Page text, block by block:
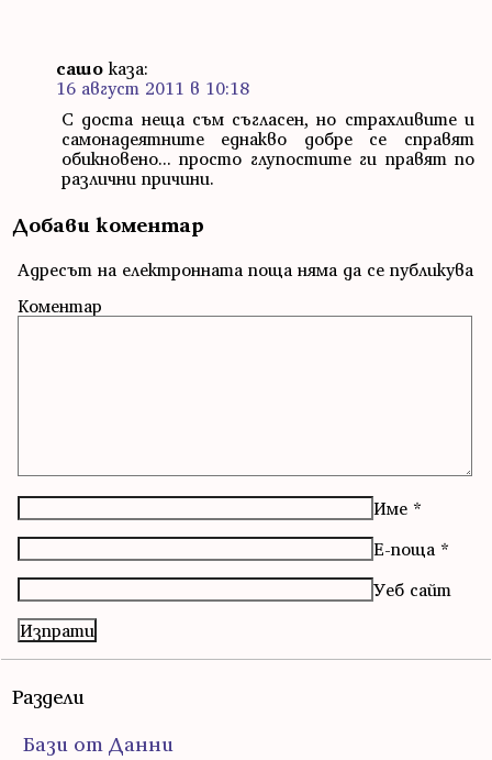
сашо каза:
16 август 2011 в 10:18
С доста неща съм съгласен, но страхливите и
самонадеятните еднакво добре се справят
обикновено... просто глупостите ги правят по
различни причини.
Добави коментар
Адресът на електронната поща няма да се публикува
Коментар
Име *
Е-поща *
Уеб сайт
Раздели
Бази от Данни